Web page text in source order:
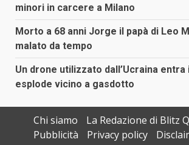
minori in carcere a Milano
Morto a 68 anni Jorge il papà di Leo
malato da tempo
Un drone utilizzato dall’Ucraina entra
esplode vicino a gasdotto
Chi siamo
La Redazione di Blitz
Pubblicità
Privacy policy